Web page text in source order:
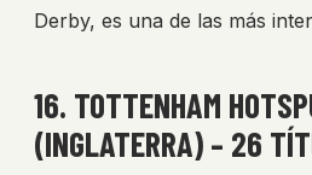
Derby, es una de las más
16. TOTTENHAM
(INGLATERRA) – 26